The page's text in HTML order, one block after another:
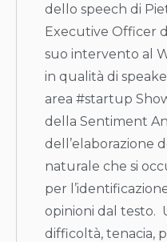
dello speech di
Executive Officer
suo intervento al
in qualità di
area #startup
della Sentiment
dell’elaborazione
naturale che si
per
opinioni dal testo.
difficoltà, tenacia,